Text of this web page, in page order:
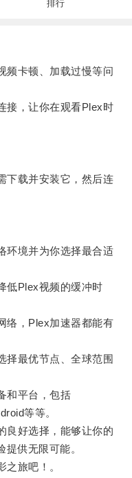
排行
卡顿、加载过慢等问
，让你在观看Plex时
载并安装它，然后连
境并为你选择最合适
Plex视频的缓冲时
，Plex加速器都能有
最优节点、全球范围
平台，包括
等等。
好选择，能够让你的
供无限可能。
旅吧！。